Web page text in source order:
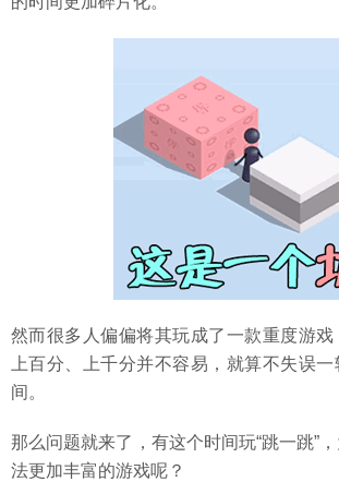
然而很多人偏偏将其玩成了一款重度游戏
上百分、上千分并不容易，就算不失误
间。
那么问题就来了，有这个时间玩“跳一跳”
法更加丰富的游戏呢？